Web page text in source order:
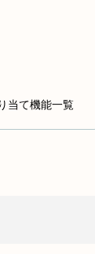
当て機能一覧